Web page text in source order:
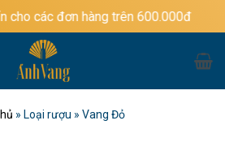
hàng trên 600.000đ
» Loại rượu » Vang Đỏ